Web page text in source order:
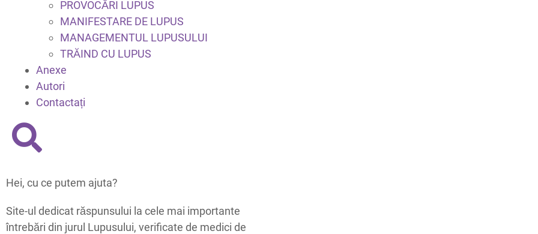
PROVOCĂRI LUPUS
MANIFESTARE DE LUPUS
MANAGEMENTUL LUPUSULUI
TRĂIND CU LUPUS
Anexe
Autori
Contactați
Hei, cu ce putem ajuta?
Site-ul dedicat răspunsului la cele mai importante
întrebări din jurul Lupusului, verificate de medici de